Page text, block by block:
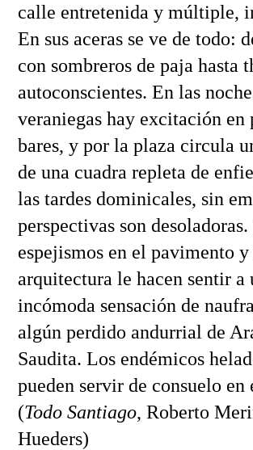
calle entretenida y múltiple,
En sus aceras se ve de todo:
con sombreros de paja hasta
autoconscientes. En las
veraniegas hay excitación en
bares, y por la plaza circula
de una cuadra repleta de
las tardes dominicales, sin
perspectivas son
espejismos en el pavimento y
arquitectura le hacen sentir a
incómoda sensación de
algún perdido andurrial de
Saudita. Los endémicos
pueden servir de consuelo en
(Todo Santiago, Roberto
Hueders)